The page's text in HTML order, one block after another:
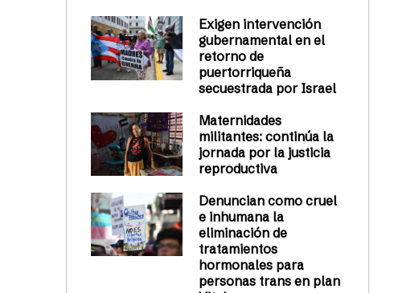
Exigen intervención
gubernamental en el
retorno de
puertorriqueña
secuestrada por Israel
Maternidades
militantes: continúa la
jornada por la justicia
reproductiva
Denuncian como cruel
e inhumana la
eliminación de
tratamientos
hormonales para
personas trans en plan